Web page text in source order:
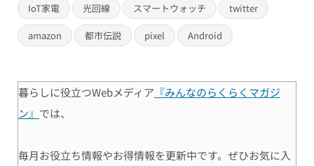
IoT家電 光回線 スマートウォッチ twitter
amazon 都市伝説 pixel Android
暮らしに役立つWebメディア 『みんなのらくらくマガジ
ン』 では、
毎月お役立ち情報やお得情報を更新中です。ぜひお気に入